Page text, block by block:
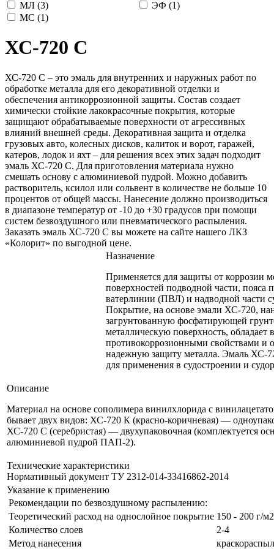
МЛ (3)
МС (1)
ЭФ (1)
ХС-720 С
ХС-720 С – это эмаль для внутренних и наружных работ по
обработке металла для его декоративной отделки и
обеспечения антикоррозионной защиты. Состав создает
химически стойкие лакокрасочные покрытия, которые
защищают обрабатываемые поверхности от агрессивных
влияний внешней среды. Декоративная защита и отделка
грузовых авто, колесных дисков, калиток и ворот, гаражей,
катеров, лодок и яхт – для решения всех этих задач подходит
эмаль ХС-720 С. Для приготовления материала нужно
смешать основу с алюминиевой пудрой. Можно добавить
растворитель, ксилол или сольвент в количестве не больше 10
процентов от общей массы. Нанесение должно производиться
в диапазоне температур от -10 до +30 градусов при помощи
систем безвоздушного или пневматического распыления.
Заказать эмаль ХС-720 С вы можете на сайте нашего ЛКЗ
«Колорит» по выгодной цене.
Назначение
Применяется для защиты от коррозии
поверхностей подводной части, пояса
ватерлинии (ПВЛ) и надводной части
Покрытие, на основе эмали ХС-720,
загрунтованную фосфатирующей
металлическую поверхность, обладает
противокоррозионными свойствами и
надежную защиту металла. Эмаль ХС-
для применения в судостроении и
Описание
Материал на основе сополимера винилхлорида с
бывает двух видов: ХС-720 К (красно-коричневая) —
ХС-720 С (серебристая) — двухупаковочная (комплектуется
алюминиевой пудрой ПАП-2).
Технические характеристики
Нормативный документ ТУ 2312-014-33416862-2014
Указание к применению
Рекомендации по безвоздушному распылению:
Теоретический расход на однослойное покрытие 150 - 200 г/м2
Количество слоев
2-4
Метод нанесения